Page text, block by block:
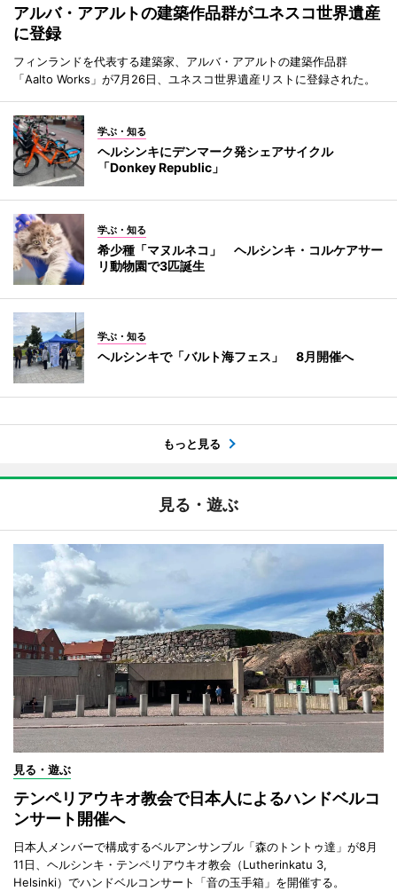
アルバ・アアルトの建築作品群がユネスコ世界遺産
に登録
フィンランドを代表する建築家、アルバ・アアルトの建築作品群
「Aalto Works」が7月26日、ユネスコ世界遺産リストに登録された。
学ぶ・知る
ヘルシンキにデンマーク発シェアサイクル
「Donkey Republic」
学ぶ・知る
希少種「マヌルネコ」 ヘルシンキ・コルケアサー
リ動物園で3匹誕生
学ぶ・知る
ヘルシンキで「バルト海フェス」 8月開催へ
もっと見る
見る・遊ぶ
見る・遊ぶ
テンペリアウキオ教会で日本人によるハンドベルコ
ンサート開催へ
日本人メンバーで構成するベルアンサンブル「森のトントゥ達」が8月
11日、ヘルシンキ・テンペリアウキオ教会（Lutherinkatu 3,
Helsinki）でハンドベルコンサート「音の玉手箱」を開催する。